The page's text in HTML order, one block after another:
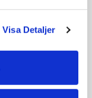
Visa Detaljer